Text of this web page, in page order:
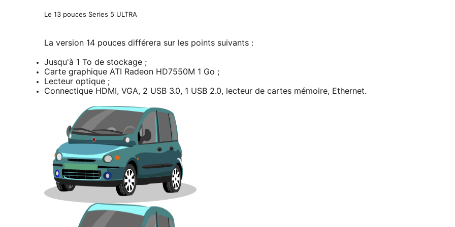
Le 13 pouces Series 5 ULTRA
La version 14 pouces différera sur les points suivants :
Jusqu'à 1 To de stockage ;
Carte graphique ATI Radeon HD7550M 1 Go ;
Lecteur optique ;
Connectique HDMI, VGA, 2 USB 3.0, 1 USB 2.0, lecteur de cartes mémoire, Ethernet.